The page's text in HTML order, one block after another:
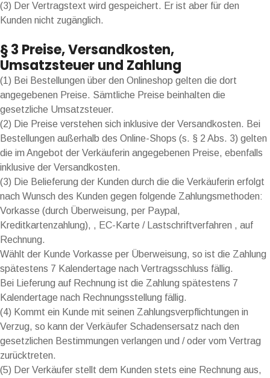
(3) Der Vertragstext wird gespeichert. Er ist aber für den
Kunden nicht zugänglich.
§ 3 Preise, Versandkosten,
Umsatzsteuer und Zahlung
(1) Bei Bestellungen über den Onlineshop gelten die dort
angegebenen Preise. Sämtliche Preise beinhalten die
gesetzliche Umsatzsteuer.
(2) Die Preise verstehen sich inklusive der Versandkosten. Bei
Bestellungen außerhalb des Online-Shops (s. § 2 Abs. 3) gelten
die im Angebot der Verkäuferin angegebenen Preise, ebenfalls
inklusive der Versandkosten.
(3) Die Belieferung der Kunden durch die die Verkäuferin erfolgt
nach Wunsch des Kunden gegen folgende Zahlungsmethoden:
Vorkasse (durch Überweisung, per Paypal,
Kreditkartenzahlung), , EC-Karte / Lastschriftverfahren , auf
Rechnung.
Wählt der Kunde Vorkasse per Überweisung, so ist die Zahlung
spätestens 7 Kalendertage nach Vertragsschluss fällig.
Bei Lieferung auf Rechnung ist die Zahlung spätestens 7
Kalendertage nach Rechnungsstellung fällig.
(4) Kommt ein Kunde mit seinen Zahlungsverpflichtungen in
Verzug, so kann der Verkäufer Schadensersatz nach den
gesetzlichen Bestimmungen verlangen und / oder vom Vertrag
zurücktreten.
(5) Der Verkäufer stellt dem Kunden stets eine Rechnung aus,